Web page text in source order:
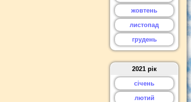
жовтень
листопад
грудень
2021 рік
січень
лютий